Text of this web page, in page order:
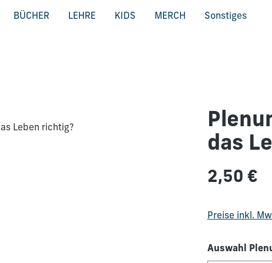
BÜCHER LEHRE KIDS MERCH Sonstiges
das
Regulärer Preis:
2,50 €
Preise inkl.
Auswahl